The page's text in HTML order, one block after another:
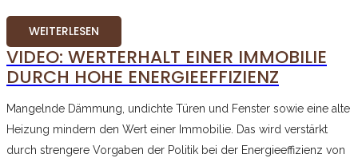
WEITERLESEN
VIDEO: WERTERHALT EINER IMMOBILIE
DURCH HOHE ENERGIEEFFIZIENZ
Mangelnde Dämmung, undichte Türen und Fenster sowie eine alte
Heizung mindern den Wert einer Immobilie. Das wird verstärkt
durch strengere Vorgaben der Politik bei der Energieeffizienz von